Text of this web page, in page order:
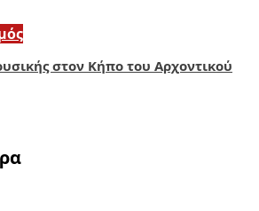
στον Κήπο του Αρχοντικού